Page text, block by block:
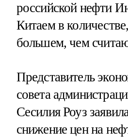
российской нефти
Китаем в
большем, чем
Представитель
совета
Сесилия Роуз
снижение цен на